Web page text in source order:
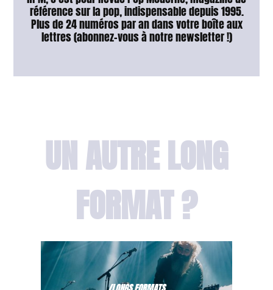
référence sur la pop, indispensable depuis 1995.
Plus de 24 numéros par an dans votre boîte aux
lettres (abonnez-vous à notre newsletter !)
UN AUTRE LONG
FORMAT ?